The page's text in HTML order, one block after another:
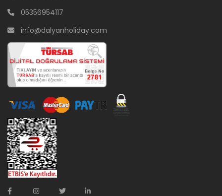
05356954117
info@dalyanholiday.com